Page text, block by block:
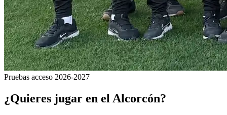
Pruebas acceso 2026-2027
¿Quieres jugar en el Alcorcón?